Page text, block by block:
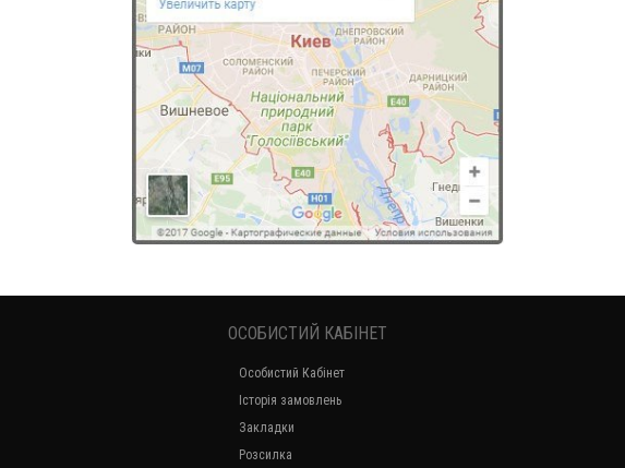
ОСОБИСТИЙ КАБІНЕТ
Особистий Кабінет
Історія замовлень
Закладки
Розсилка